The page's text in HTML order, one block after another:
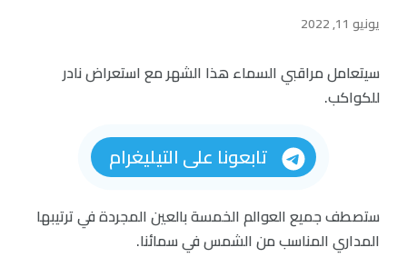
يونيو 11, 2022
سيتعامل مراقبي السماء هذا الشهر مع استعراض نادر
للكواكب.
تابعونا على التيليغرام
ستصطف جميع العوالم الخمسة بالعين المجردة في ترتيبها
المداري المناسب من الشمس في سمائنا.